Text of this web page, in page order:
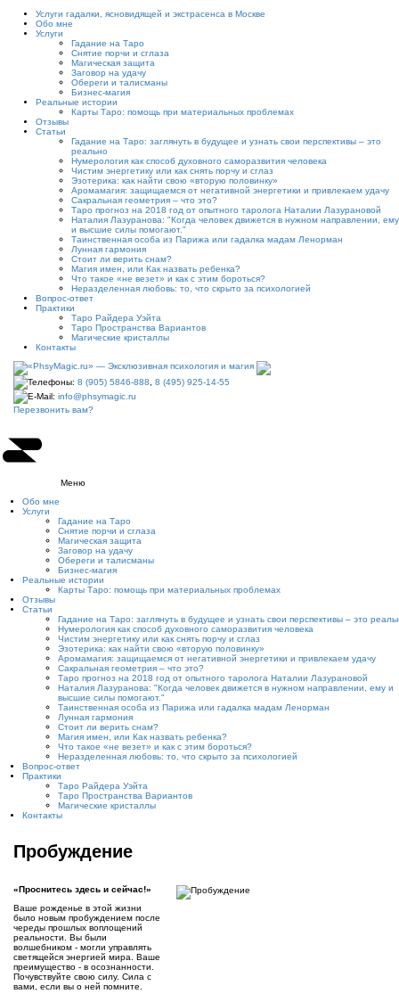
Услуги гадалки, ясновидящей и экстрасенса в Москве
Обо мне
Услуги
Гадание на Таро
Снятие порчи и сглаза
Магическая защита
Заговор на удачу
Обереги и талисманы
Бизнес-магия
Реальные истории
Карты Таро: помощь при материальных проблемах
Отзывы
Статьи
Гадание на Таро: заглянуть в будущее и узнать свои перспективы – это
реально
Нумерология как способ духовного саморазвития человека
Чистим энергетику или как снять порчу и сглаз
Эзотерика: как найти свою «вторую половинку»
Аромамагия: защищаемся от негативной энергетики и привлекаем удачу
Сакральная геометрия – что это?
Таро прогноз на 2018 год от опытного таролога Наталии Лазурановой
Наталия Лазуранова: "Когда человек движется в нужном направлении, ему
и высшие силы помогают."
Таинственная особа из Парижа или гадалка мадам Ленорман
Лунная гармония
Стоит ли верить снам?
Магия имен, или Как назвать ребенка?
Что такое «не везет» и как с этим бороться?
Неразделенная любовь: то, что скрыто за психологией
Вопрос-ответ
Практики
Таро Райдера Уэйта
Таро Пространства Вариантов
Магические кристаллы
Контакты
Телефоны: 8 (905) 5846-888
8 (495) 925-14-55
E-Mail: info@phsymagic.ru
Перезвонить вам?
Меню
Обо мне
Услуги
Гадание на Таро
Снятие порчи и сглаза
Магическая защита
Заговор на удачу
Обереги и талисманы
Бизнес-магия
Реальные истории
Карты Таро: помощь при материальных проблемах
Отзывы
Статьи
Гадание на Таро: заглянуть в будущее и узнать свои перспективы – это
Нумерология как способ духовного саморазвития человека
Чистим энергетику или как снять порчу и сглаз
Эзотерика: как найти свою «вторую половинку»
Аромамагия: защищаемся от негативной энергетики и привлекаем удачу
Сакральная геометрия – что это?
Таро прогноз на 2018 год от опытного таролога Наталии Лазурановой
Наталия Лазуранова: "Когда человек движется в нужном направлении, ему и
высшие силы помогают."
Таинственная особа из Парижа или гадалка мадам Ленорман
Лунная гармония
Стоит ли верить снам?
Магия имен, или Как назвать ребенка?
Что такое «не везет» и как с этим бороться?
Неразделенная любовь: то, что скрыто за психологией
Вопрос-ответ
Практики
Таро Райдера Уэйта
Таро Пространства Вариантов
Магические кристаллы
Контакты
Пробуждение
«Проснитесь здесь и сейчас!»
Ваше рожденье в этой жизни
было новым пробуждением после
череды прошлых воплощений
реальности. Вы были
волшебником - могли управлять
светящейся энергией мира. Ваше
преимущество - в осознанности.
Почувствуйте свою силу. Сила с
вами, если вы о ней помните.